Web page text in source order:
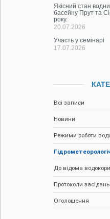
Якісний стан
басейну Прут та
року.
20.07.2026
Участь у семінарі
17.07.2026
Всі записи
Новини
Режими роботи
До відома
Протоколи
Оголошення